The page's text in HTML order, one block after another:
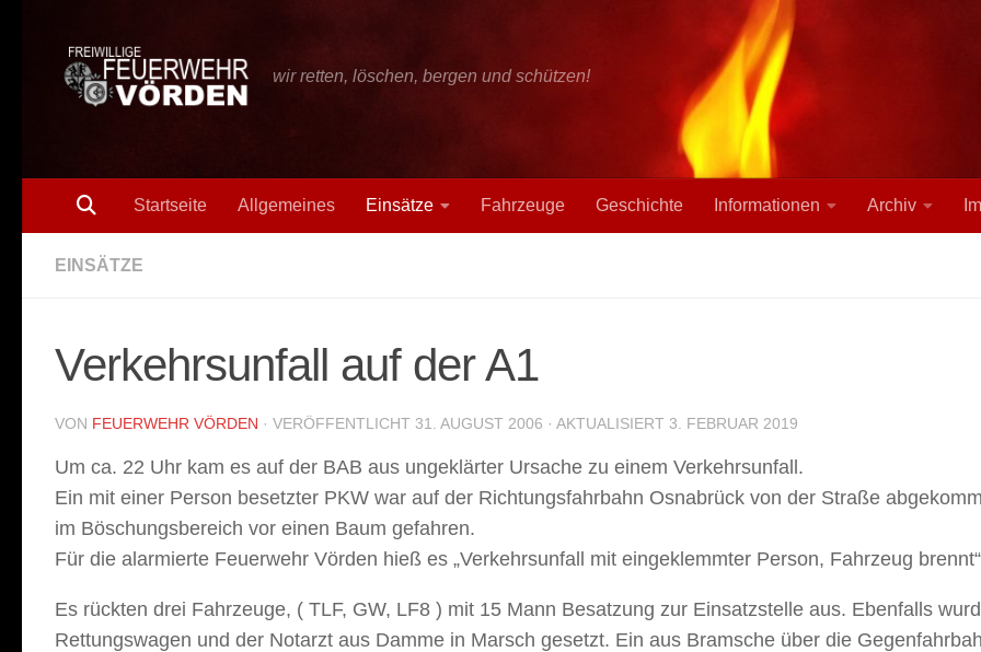
wir retten, löschen, bergen und schützen!
Startseite Allgemeines Einsätze Fahrzeuge Geschichte Informationen Archiv
EINSÄTZE
Verkehrsunfall auf der A1
VON FEUERWEHR VÖRDEN · VERÖFFENTLICHT 31. AUGUST 2006 · AKTUALISIERT 3. FEBRUAR 2019
Um ca. 22 Uhr kam es auf der BAB aus ungeklärter Ursache zu einem Verkehrsunfall.
Ein mit einer Person besetzter PKW war auf der Richtungsfahrbahn Osnabrück von der Straße
im Böschungsbereich vor einen Baum gefahren.
Für die alarmierte Feuerwehr Vörden hieß es „Verkehrsunfall mit eingeklemmter Person, Fahrzeug
Es rückten drei Fahrzeuge, ( TLF, GW, LF8 ) mit 15 Mann Besatzung zur Einsatzstelle aus. Ebenfalls
Rettungswagen und der Notarzt aus Damme in Marsch gesetzt. Ein aus Bramsche über die